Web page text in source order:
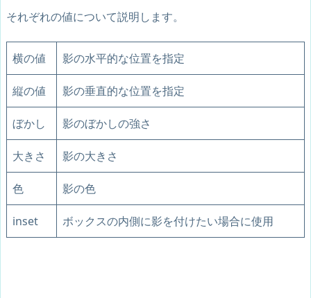
それぞれの値について説明します。
横の値 影の水平的な位置を指定
縦の値 影の垂直的な位置を指定
ぼかし 影のぼかしの強さ
大きさ 影の大きさ
色 影の色
inset ボックスの内側に影を付けたい場合に使用